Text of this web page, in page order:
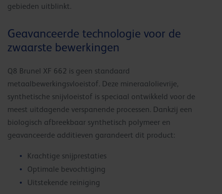
gebieden uitblinkt.
Geavanceerde technologie voor de
zwaarste bewerkingen
Q8 Brunel XF 662 is geen standaard
metaalbewerkingsvloeistof. Deze mineraalolievrije,
synthetische snijvloeistof is speciaal ontwikkeld voor de
meest uitdagende verspanende processen. Dankzij een
biologisch afbreekbaar synthetisch polymeer en
geavanceerde additieven garandeert dit product:
Krachtige snijprestaties
Optimale bevochtiging
Uitstekende reiniging